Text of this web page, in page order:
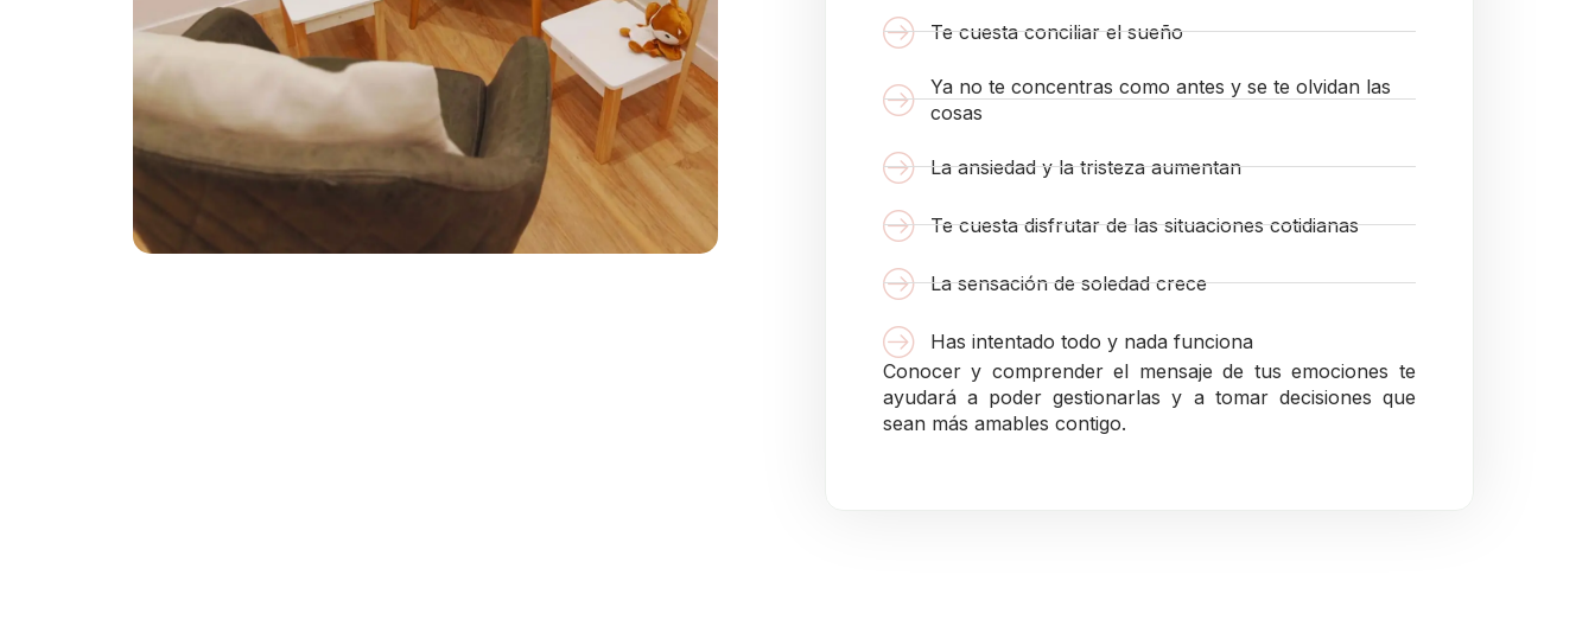
Te cuesta conciliar el sueño
Ya no te concentras como antes y se te olvidan las
cosas
La ansiedad y la tristeza aumentan
Te cuesta disfrutar de las situaciones cotidianas
La sensación de soledad crece
Has intentado todo y nada funciona
Conocer y comprender el mensaje de tus emociones te
ayudará a poder gestionarlas y a tomar decisiones que
sean más amables contigo.